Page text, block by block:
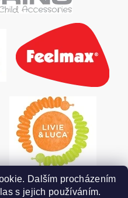
Dalším procházením
s jejich používáním.